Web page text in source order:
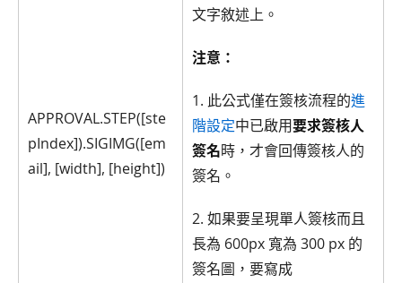
APPROVAL.STEP([ste
pIndex]).SIGIMG([em
ail], [width], [height])
文字敘述上。
注意：
1. 此公式僅在簽核流程的進
階設定中已啟用要求簽核人
簽名時，才會回傳簽核人的
簽名。
2. 如果要呈現單人簽核而且
長為 600px 寬為 300 px 的
簽名圖，要寫成